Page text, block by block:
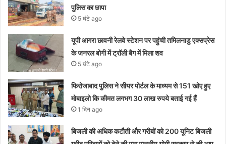
पुलिस का छापा
5 घंटे ago
यूपी आगरा छावनी रेलवे स्टेशन पर पहुंची तमिलनाडु एक्सप्रेस
के जनरल बोगी में ट्रॉली बैग में मिला शव
5 घंटे ago
फिरोजाबाद पुलिस ने सीयर पोर्टल के माध्यम से 151 खोए हुए
मोबाइलो कि कीमत लगभग 30 लाख रुपये बताई गई हैं
1 दिन ago
बिजली की अधिक कटौती और गरीबों को 200 यूनिट बिजली